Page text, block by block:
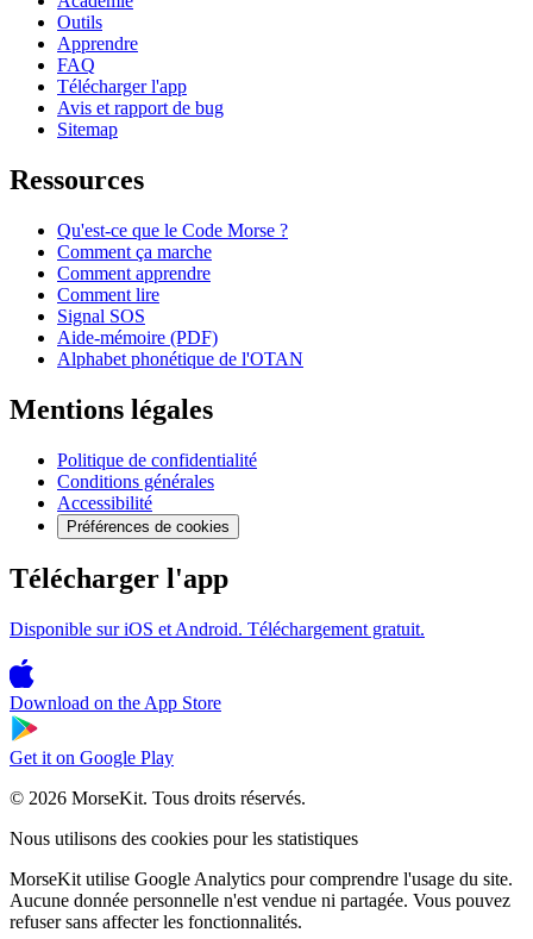
Outils
Apprendre
FAQ
Télécharger l'app
Avis et rapport de bug
Sitemap
Ressources
Qu'est-ce que le Code Morse ?
Comment ça marche
Comment apprendre
Comment lire
Signal SOS
Aide-mémoire (PDF)
Alphabet phonétique de l'OTAN
Mentions légales
Politique de confidentialité
Conditions générales
Accessibilité
Préférences de cookies
Télécharger l'app
Disponible sur iOS et Android. Téléchargement gratuit.
Download on the App Store
Get it on Google Play
© 2026 MorseKit. Tous droits réservés.
Nous utilisons des cookies pour les statistiques
MorseKit utilise Google Analytics pour comprendre l'usage du site.
Aucune donnée personnelle n'est vendue ni partagée. Vous pouvez
refuser sans affecter les fonctionnalités.